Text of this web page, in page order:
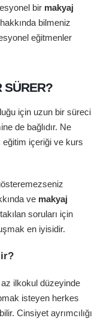
bir makyaj
bilmeniz
eğitmenler
SÜRER?
için uzun bir süreci
de bağlıdır. Ne
içeriği ve kurs
ve makyaj
soruları için
en iyisidir.
az ilkokul düzeyinde
isteyen herkes
Cinsiyet ayrımcılığı